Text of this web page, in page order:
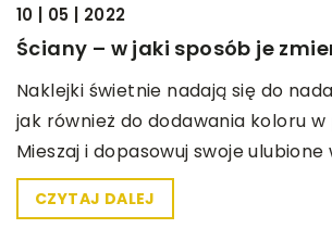
10 | 05 | 2022
Ściany – w jaki sposób je
Naklejki świetnie nadają się do
jak również do dodawania koloru w
Mieszaj i dopasowuj swoje ulubione
CZYTAJ DALEJ